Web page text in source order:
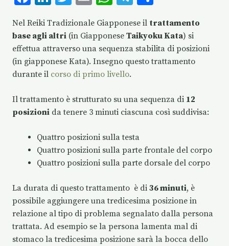
e
b
o
o
k
k
e
dI
n
it
te
r
ai
l
at
s
A
p
p
eg
ra
m
n
di
vi
Nel Reiki Tradizionale Giapponese il trattamento
base agli altri (in Giapponese Taikyoku Kata) si
effettua attraverso una sequenza stabilita di posizioni
(in giapponese Kata). Insegno questo trattamento
durante il corso di primo livello.
Il trattamento è strutturato su una sequenza di 12
posizioni da tenere 3 minuti ciascuna così suddivisa:
Quattro posizioni sulla testa
Quattro posizioni sulla parte frontale del corpo
Quattro posizioni sulla parte dorsale del corpo
La durata di questo trattamento è di 36 minuti, è
possibile aggiungere una tredicesima posizione in
relazione al tipo di problema segnalato dalla persona
trattata. Ad esempio se la persona lamenta mal di
stomaco la tredicesima posizione sarà la bocca dello